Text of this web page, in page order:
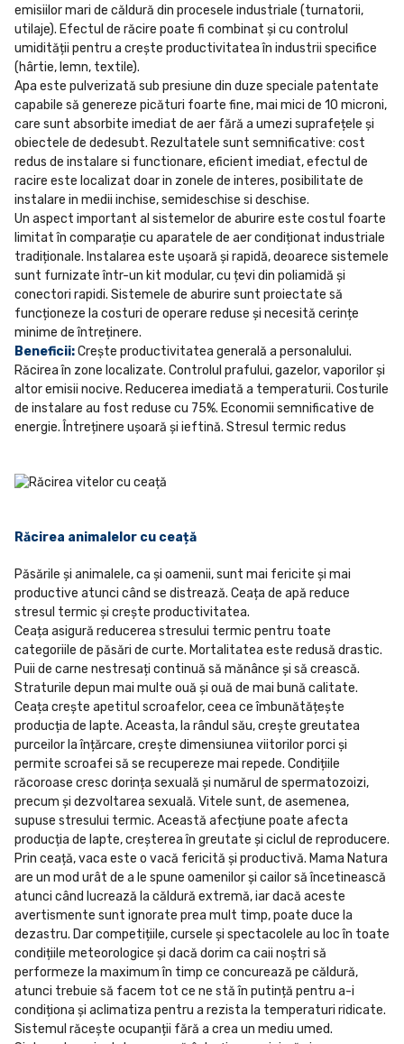
emisiilor mari de căldură din procesele industriale (turnatorii,
utilaje). Efectul de răcire poate fi combinat și cu controlul
umidității pentru a crește productivitatea în industrii specifice
(hârtie, lemn, textile).
Apa este pulverizată sub presiune din duze speciale patentate
capabile să genereze picături foarte fine, mai mici de 10 microni,
care sunt absorbite imediat de aer fără a umezi suprafețele și
obiectele de dedesubt. Rezultatele sunt semnificative: cost
redus de instalare si functionare, eficient imediat, efectul de
racire este localizat doar in zonele de interes, posibilitate de
instalare in medii inchise, semideschise si deschise.
Un aspect important al sistemelor de aburire este costul foarte
limitat în comparație cu aparatele de aer condiționat industriale
tradiționale. Instalarea este ușoară și rapidă, deoarece sistemele
sunt furnizate într-un kit modular, cu țevi din poliamidă și
conectori rapidi. Sistemele de aburire sunt proiectate să
funcționeze la costuri de operare reduse și necesită cerințe
minime de întreținere.
Beneficii:Crește productivitatea generală a personalului.
Răcirea în zone localizate. Controlul prafului, gazelor, vaporilor și
altor emisii nocive. Reducerea imediată a temperaturii. Costurile
de instalare au fost reduse cu 75%. Economii semnificative de
energie. Întreținere ușoară și ieftină. Stresul termic redus
Răcirea animalelor cu ceață
Păsările și animalele, ca și oamenii, sunt mai fericite și mai
productive atunci când se distrează. Ceața de apă reduce
stresul termic și crește productivitatea.
Ceața asigură reducerea stresului termic pentru toate
categoriile de păsări de curte. Mortalitatea este redusă drastic.
Puii de carne nestresați continuă să mănânce și să crească.
Straturile depun mai multe ouă și ouă de mai bună calitate.
Ceața crește apetitul scroafelor, ceea ce îmbunătățește
producția de lapte. Aceasta, la rândul său, crește greutatea
purceilor la înțărcare, crește dimensiunea viitorilor porci și
permite scroafei să se recupereze mai repede. Condițiile
răcoroase cresc dorința sexuală și numărul de spermatozoizi,
precum și dezvoltarea sexuală. Vitele sunt, de asemenea,
supuse stresului termic. Această afecțiune poate afecta
producția de lapte, creșterea în greutate și ciclul de reproducere.
Prin ceață, vaca este o vacă fericită și productivă. Mama Natura
are un mod urât de a le spune oamenilor și cailor să încetinească
atunci când lucrează la căldură extremă, iar dacă aceste
avertismente sunt ignorate prea mult timp, poate duce la
dezastru. Dar competițiile, cursele și spectacolele au loc în toate
condițiile meteorologice și dacă dorim ca caii noștri să
performeze la maximum în timp ce concurează pe căldură,
atunci trebuie să facem tot ce ne stă în putință pentru a-i
condiționa și aclimatiza pentru a rezista la temperaturi ridicate.
Sistemul răcește ocupanții fără a crea un mediu umed.